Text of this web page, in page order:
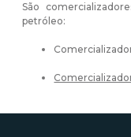
São
petróleo: